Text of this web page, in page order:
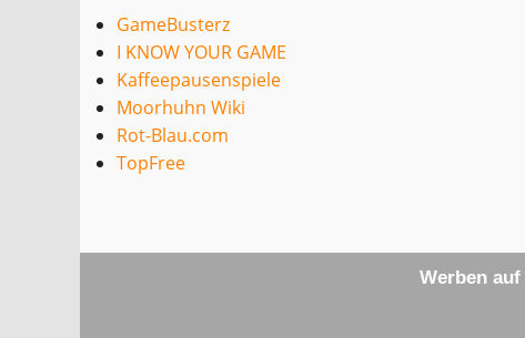
GameBusterz
I KNOW YOUR GAME
Kaffeepausenspiele
Moorhuhn Wiki
Rot-Blau.com
TopFree
Werben